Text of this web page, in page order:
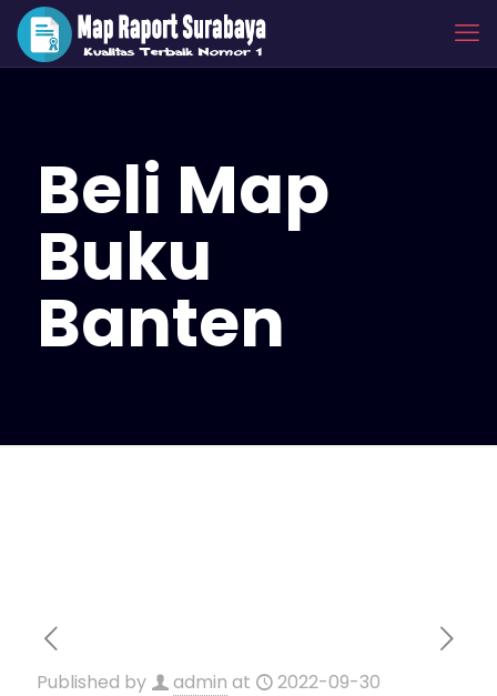
Beli Map
Buku
Banten
Published by admin at 2022-09-30